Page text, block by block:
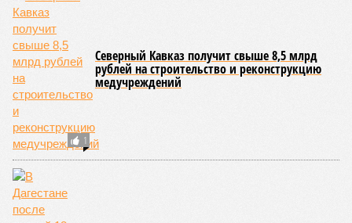
1
Северный Кавказ получит свыше 8,5 млрд
рублей на строительство и реконструкцию
медучреждений